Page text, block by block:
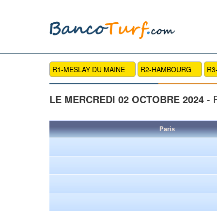
R1-MESLAY DU MAINE R2-HAMBOURG
LE MERCREDI 02 OCTOBRE 2024 -
Paris